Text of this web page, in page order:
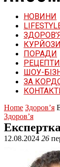
НОВИНИ
ЗДОРОВ’Я
КУРЙОЗИ
ПОРАДИ
РЕЦЕПТИ
ШОУ-
ЗА
Home Здоров’я
Здоров’я
12.08.2024 26